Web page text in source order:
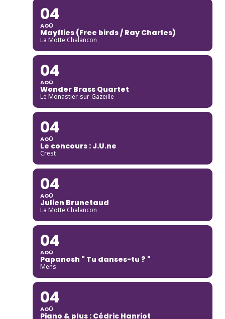
04
AOÛ
Mayflies (Free birds / Ray Charles)
La Motte Chalancon
04
AOÛ
Wonder Brass Quartet
Le Monastier-sur-Gazeille
04
AOÛ
Le concours : J.U.ne
Crest
04
AOÛ
Julien Brunetaud
La Motte Chalancon
04
AOÛ
Papanosh " Tu danses-tu ? "
Mens
04
AOÛ
Piano & plus : Cédric Hanriot